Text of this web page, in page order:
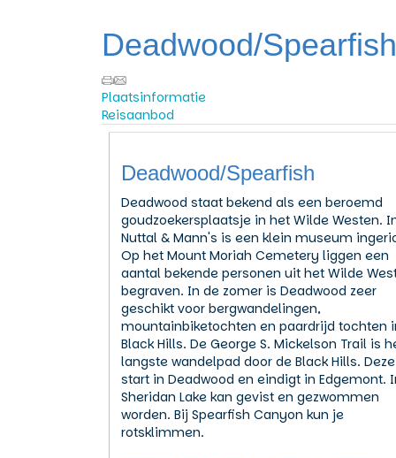
Deadwood/Spearfish
Plaatsinformatie
Reisaanbod
Deadwood/Spearfish
Deadwood staat bekend als een beroemd
goudzoekersplaatsje in het Wilde Westen.
Nuttal & Mann's is een klein museum
Op het Mount Moriah Cemetery liggen een
aantal bekende personen uit het Wilde
begraven. In de zomer is Deadwood zeer
geschikt voor bergwandelingen,
mountainbiketochten en paardrijd tochten
Black Hills. De George S. Mickelson Trail is
langste wandelpad door de Black Hills. Deze
start in Deadwood en eindigt in Edgemont.
Sheridan Lake kan gevist en gezwommen
worden. Bij Spearfish Canyon kun je
rotsklimmen.